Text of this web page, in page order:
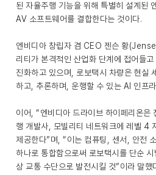
된 자율주행 기능을 위해 특별히 설계된
AV 소프트웨어를 결합한다는 것이다.
엔비디아 창립자 겸 CEO 젠슨 황
리티가 본격적인 산업화 단계에 접어들
진화하고 있으며, 로보택시 차량은 현실
하고, 추론하며, 운행할 수 있는 AI 인프
이어, “엔비디아 드라이브 하이페리온은
행 개발사, 모빌리티 네트워크에 레벨 4
제공한다”며, “이는 컴퓨팅, 센서, 안전
하나로 통합함으로써 로보택시를 단순
상 교통 수단으로 발전시킬 것”이라 말했